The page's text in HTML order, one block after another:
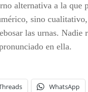
alternativa a la que
sino
las urnas. Nadie
en ella.
WhatsApp